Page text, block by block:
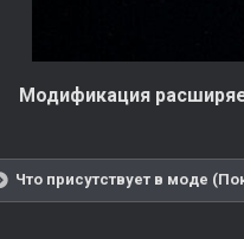
Модификация
Что присутствует в моде